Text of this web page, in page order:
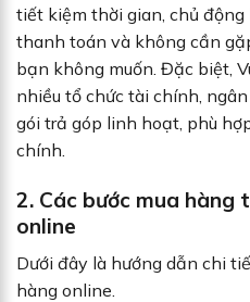
tiết kiệm thời gian, chủ
thanh toán và không cần
bạn không muốn. Đặc biệt,
nhiều tổ chức tài chính,
gói trả góp linh hoạt, phù
chính.
2. Các bước mua hàng
online
Dưới đây là hướng dẫn chi
hàng online.